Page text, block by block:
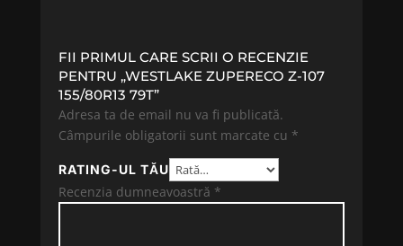
FII PRIMUL CARE SCRII O RECENZIE
PENTRU „WESTLAKE ZUPERECO Z-107
155/80R13 79T”
Adresa ta de email nu va fi publicată.
Câmpurile obligatorii sunt marcate cu *
RATING-UL TĂU
Recenzia dumneavoastră *